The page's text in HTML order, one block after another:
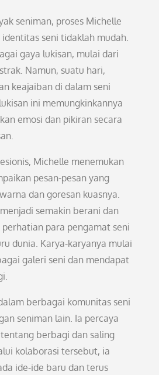
seniman, proses Michelle
seni tidaklah mudah.
gaya lukisan, mulai dari
Namun, suatu hari,
keajaiban di dalam seni
ini memungkinkannya
emosi dan pikiran secara
Michelle menemukan
pesan-pesan yang
dan goresan kuasnya.
semakin berani dan
para pengamat seni
dunia. Karya-karyanya mulai
galeri seni dan mendapat
berbagai komunitas seni
seniman lain. Ia percaya
berbagi dan saling
kolaborasi tersebut, ia
ide-ide baru dan terus